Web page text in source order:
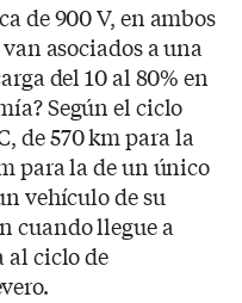
de 900 V, en ambos
asociados a una
del 10 al 80% en
Según el ciclo
de 570 km para la
para la de un único
vehículo de su
cuando llegue a
al ciclo de